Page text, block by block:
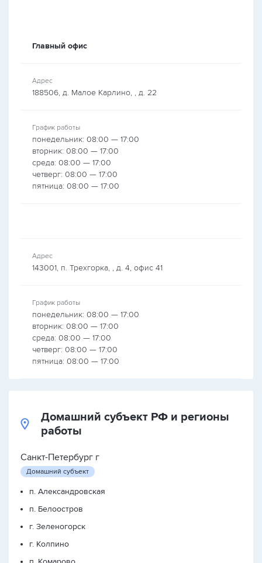
Главный офис
Адрес
188506, д. Малое Карлино, , д. 22
График работы
понедельник: 08:00 — 17:00
вторник: 08:00 — 17:00
среда: 08:00 — 17:00
четверг: 08:00 — 17:00
пятница: 08:00 — 17:00
Адрес
143001, п. Трехгорка, , д. 4, офис 41
График работы
понедельник: 08:00 — 17:00
вторник: 08:00 — 17:00
среда: 08:00 — 17:00
четверг: 08:00 — 17:00
пятница: 08:00 — 17:00
Домашний субъект РФ и регионы
работы
Санкт-Петербург г
Домашний субъект
п. Александровская
п. Белоостров
г. Зеленогорск
г. Колпино